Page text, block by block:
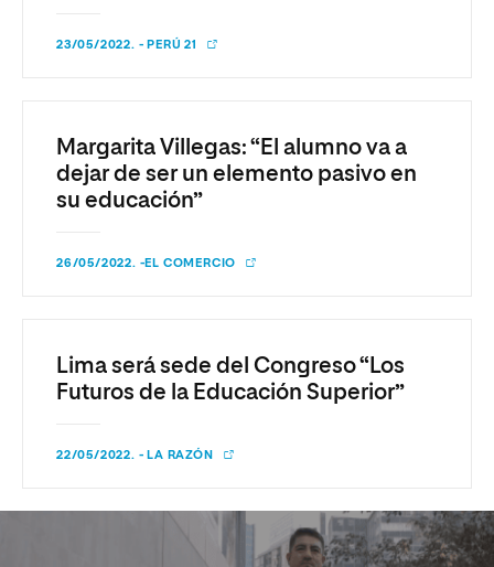
23/05/2022. - PERÚ 21
Margarita Villegas: “El alumno va a
dejar de ser un elemento pasivo en
su educación”
26/05/2022. -EL COMERCIO
Lima será sede del Congreso “Los
Futuros de la Educación Superior”
22/05/2022. - LA RAZÓN